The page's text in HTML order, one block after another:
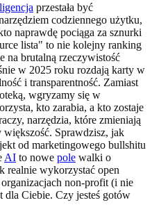
przestała być
codziennego użytku,
naprawdę pociąga za sznurki
lista" to nie kolejny ranking
na brutalną rzeczywistość
w 2025 roku rozdają karty w
i transparentność. Zamiast
wgryzamy się w
kto zarabia, a kto zostaje
narzędzia, które zmieniają
Sprawdzisz, jak
od marketingowego bullshitu
AI to nowe pole walki o
realnie wykorzystać open
non-profit (i nie
dla Ciebie. Czy jesteś gotów